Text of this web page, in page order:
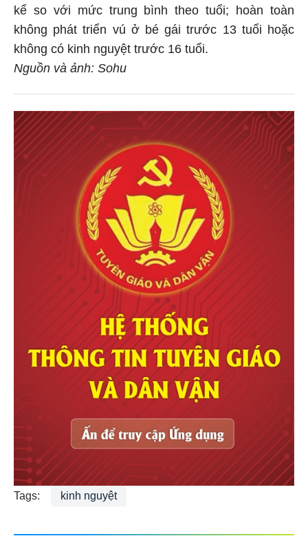
kể so với mức trung bình theo tuổi; hoàn toàn
không phát triển vú ở bé gái trước 13 tuổi hoặc
không có kinh nguyệt trước 16 tuổi.
Nguồn và ảnh: Sohu
Tags: kinh nguyệt